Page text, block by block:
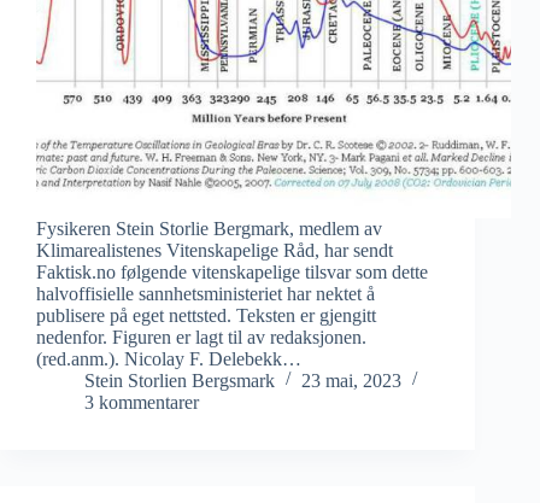
Fysikeren Stein Storlie Bergmark, medlem av
Klimarealistenes Vitenskapelige Råd, har sendt
Faktisk.no følgende vitenskapelige tilsvar som dette
halvoffisielle sannhetsministeriet har nektet å
publisere på eget nettsted. Teksten er gjengitt
nedenfor. Figuren er lagt til av redaksjonen.
(red.anm.). Nicolay F. Delebekk…
Stein Storlien Bergsmark
23 mai, 2023
3 kommentarer